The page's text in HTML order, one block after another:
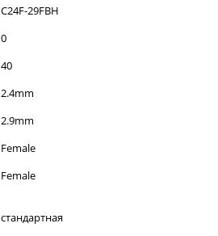
C24F-29FBH
0
40
2.4mm
2.9mm
Female
Female
стандартная